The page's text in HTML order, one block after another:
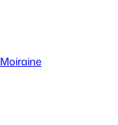
Moiraine